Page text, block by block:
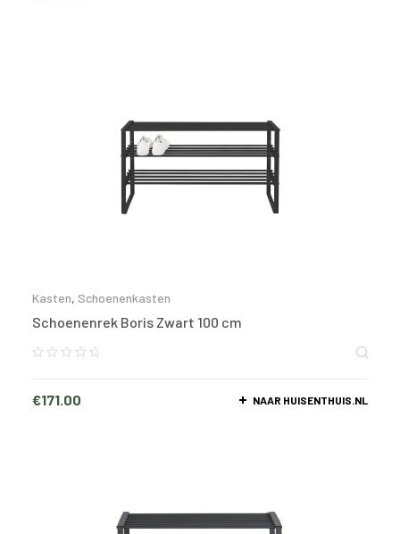
Kasten, Schoenenkasten
Schoenenrek Boris Zwart 100 cm
€171.00 NAAR HUISENTHUIS.NL